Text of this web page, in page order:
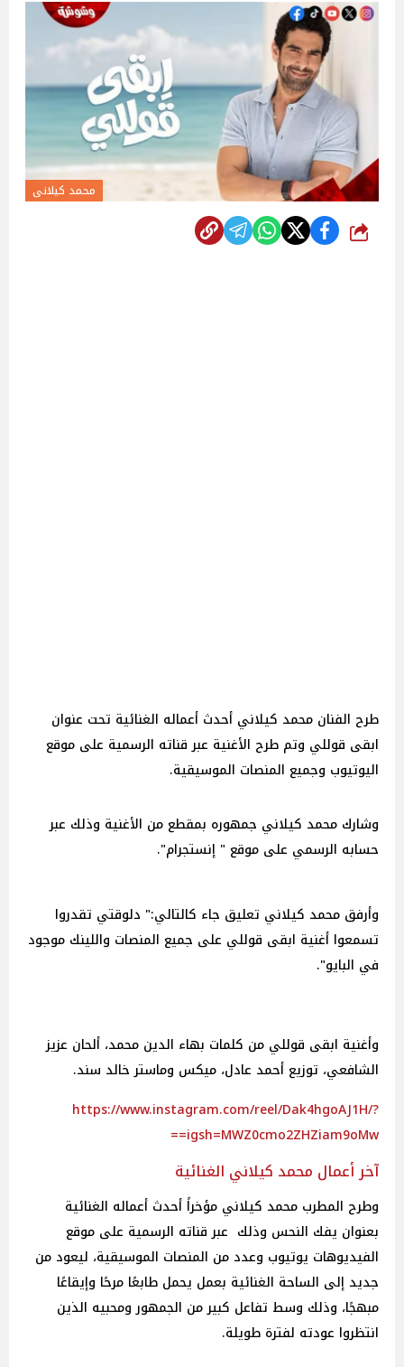
محمد كيلانى
شارك
طرح الفنان محمد كيلاني أحدث أعماله الغنائية تحت عنوان
ابقى قوللي وتم طرح الأغنية عبر قناته الرسمية على موقع
اليوتيوب وجميع المنصات الموسيقية.
وشارك محمد كيلاني جمهوره بمقطع من الأغنية وذلك عبر
حسابه الرسمي على موقع " إنستجرام".
وأرفق محمد كيلاني تعليق جاء كالتالي:" دلوقتي تقدروا
تسمعوا أغنية ابقى قوللي على جميع المنصات واللينك موجود
في البايو".
وأغنية ابقى قوللي من كلمات بهاء الدين محمد، ألحان عزيز
الشافعي، توزيع أحمد عادل، ميكس وماستر خالد سند.
https://www.instagram.com/reel/Dak4hgoAJ1H/?
igsh=MWZ0cmo2ZHZiam9oMw==
آخر أعمال محمد كيلاني الغنائية
وطرح المطرب محمد كيلاني مؤخراً أحدث أعماله الغنائية
بعنوان يفك النحس وذلك عبر قناته الرسمية على موقع
الفيديوهات يوتيوب وعدد من المنصات الموسيقية، ليعود من
جديد إلى الساحة الغنائية بعمل يحمل طابعًا مرحًا وإيقاعًا
مبهجًا، وذلك وسط تفاعل كبير من الجمهور ومحبيه الذين
انتظروا عودته لفترة طويلة.